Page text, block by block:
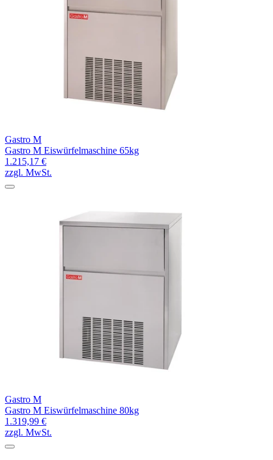
Gastro M
Gastro M Eiswürfelmaschine 65kg
1.215,17 €
zzgl. MwSt.
Gastro M
Gastro M Eiswürfelmaschine 80kg
1.319,99 €
zzgl. MwSt.